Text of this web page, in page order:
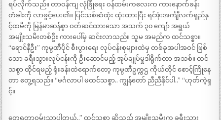
ရပ်လိုက်သည်။ တာဝန်ကျ လုံခြုံရေး ဝန်ထမ်းကလေးက ကားနောက်ခန်း
တံခါးကို လာဖွင့်ပေး၏။ ပြင်သစ်ဆံထုံး ထုံးထားပြီး ရင်ဖုံးအင်္ကျီလက်ရှည်နှ
င့်ထမီကို မြန်မာဆန်စွာ ဝတ်ဆင်ထားသော အသက် ၃၀ ကျော် အရွယ်
အမျိုးသမီးတစ်ဦး ကားပေါ်မှ ဆင်းလာသည်။ သူမ အမည်က ထင်သစ္စာ။
“ရောင်နီဦး” ကုမ္ပဏီပိုင် စီးပွားရေး လုပ်ငန်းစုများထဲမှ တစ်ခုအပါအဝင် ဖြစ်
သော ခရီးသွားလုပ်ငန်းကို ဦးဆောင်မည့် အုပ်ချုပ်မှုဒါရိုက်တာ အသစ်။ ထင်
သစ္စာ ထိုင်ရမည့် ရုံးခန်းထဲရောက်တော့ ကုမ္ပဏီဥက္ကဌ ကိုယ်တိုင် စောင့်ကြိုနေ
တာ တွေ့ရသည်။ “မင်္ဂလာပါ မထင်သစ္စာ.. ကျွန်တော် ညီညီနိုင်ပါ..” “ဟုတ်ကဲ့ရှ
င့်။
တွေ့ရတာဝမ်းသာပါတယ်..” ထင်သစ္စာ ဆိုသည့် အမျိုးသမီးက ခရီးသွား